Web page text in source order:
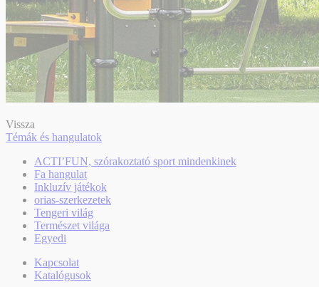
Vissza
Témák és hangulatok
ACTI’FUN, szórakoztató sport mindenkinek
Fa hangulat
Inkluzív játékok
orias-szerkezetek
Tengeri világ
Természet világa
Egyedi
Kapcsolat
Katalógusok